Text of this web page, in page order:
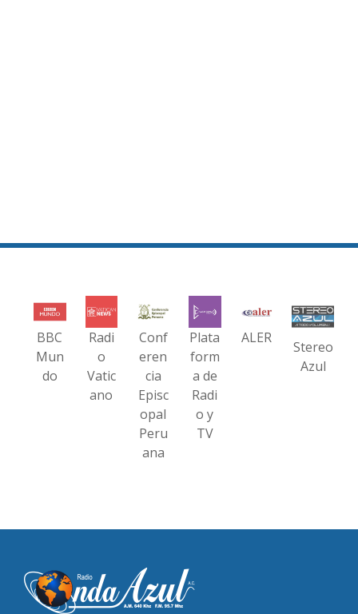
BBC
Mun
do
Radi
o
Vatic
ano
Conf
eren
cia
Episc
opal
Peru
ana
Plata
form
a de
Radi
o y
TV
ALER
Stereo
Azul